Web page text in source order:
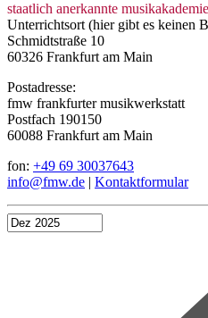
staatlich anerkannte
Unterrichtsort (hier gibt es keinen
Schmidtstraße 10
60326 Frankfurt am Main
Postadresse:
fmw frankfurter musikwerkstatt
Postfach 190150
60088 Frankfurt am Main
fon: +49 69 30037643
info@fmw.de | Kontaktformular